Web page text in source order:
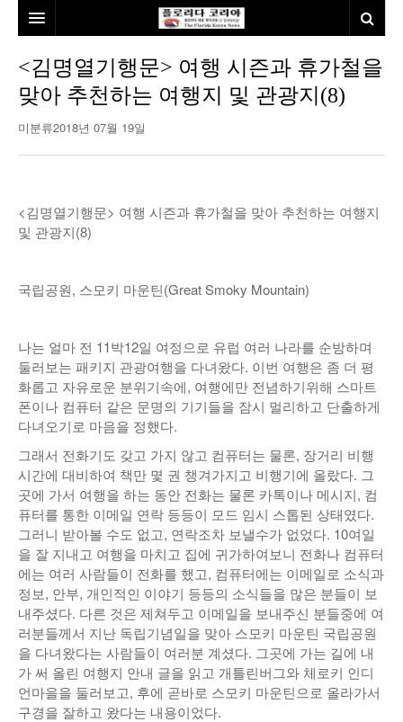
본사소개
뉴스
김명열칼럼
김원동칼럼
본보특집
독자광장
인근여행지
놀이공원
낚시/비치
골프
인터뷰/탐방
<김명열기행문> 여행 시즌과 휴가철을
맞아 추천하는 여행지 및 관광지(8)
미분류2018년 07월 19일
<김명열기행문> 여행 시즌과 휴가철을 맞아 추천하는 여행지
및 관광지(8)
국립공원, 스모키 마운틴(Great Smoky Mountain)
나는 얼마 전 11박12일 여정으로 유럽 여러 나라를 순방하며
둘러보는 패키지 관광여행을 다녀왔다. 이번 여행은 좀 더 평
화롭고 자유로운 분위기속에, 여행에만 전념하기위해 스마트
폰이나 컴퓨터 같은 문명의 기기들을 잠시 멀리하고 단출하게
다녀오기로 마음을 정했다.
그래서 전화기도 갖고 가지 않고 컴퓨터는 물론, 장거리 비행
시간에 대비하여 책만 몇 권 챙겨가지고 비행기에 올랐다. 그
곳에 가서 여행을 하는 동안 전화는 물론 카톡이나 메시지, 컴
퓨터를 통한 이메일 연락 등등이 모드 임시 스톱된 상태였다.
그러니 받아볼 수도 없고, 연락조차 보낼수가 없었다. 10여일
을 잘 지내고 여행을 마치고 집에 귀가하여보니 전화나 컴퓨터
에는 여러 사람들이 전화를 했고, 컴퓨터에는 이메일로 소식과
정보, 안부, 개인적인 이야기 등등의 소식들을 많은 분들이 보
내주셨다. 다른 것은 제쳐두고 이메일을 보내주신 분들중에 여
러분들께서 지난 독립기념일을 맞아 스모키 마운틴 국립공원
을 다녀왔다는 사람들이 여러분 계셨다. 그곳에 가는 길에 내
가 써 올린 여행지 안내 글을 읽고 개틀린버그와 체로키 인디
언마을을 둘러보고, 후에 곧바로 스모키 마운틴으로 올라가서
구경을 잘하고 왔다는 내용이었다.